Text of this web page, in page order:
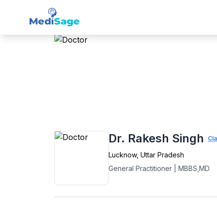
Dr. Rakesh Singh
Lucknow, Uttar Pradesh
General Practitioner
MBBS,MD